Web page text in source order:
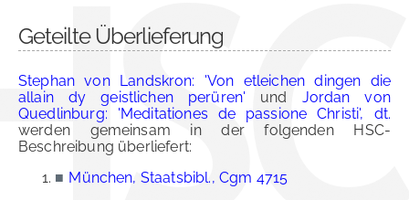
Geteilte Überlieferung
Stephan von Landskron: 'Von etleichen dingen die
allain dy geistlichen perüren' und Jordan von
Quedlinburg: 'Meditationes de passione Christi', dt.
werden gemeinsam in der folgenden HSC-
Beschreibung überliefert:
■ München, Staatsbibl., Cgm 4715